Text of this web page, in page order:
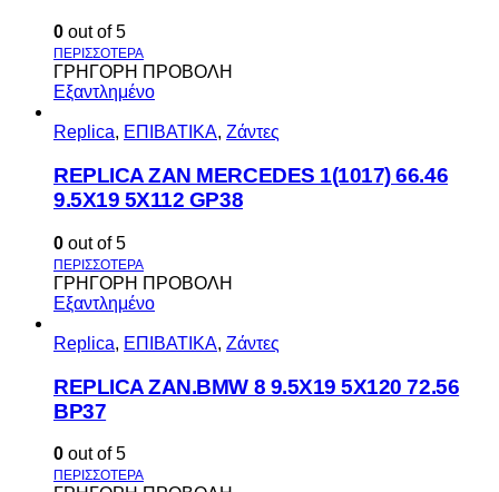
0 out of 5
ΓΡΗΓΟΡΗ ΠΡΟΒΟΛΗ
Εξαντλημένο
Replica, ΕΠΙΒΑΤΙΚΑ, Ζάντες
REPLICA ZAN MERCEDES 1(1017) 66.46
9.5X19 5X112 GP38
0 out of 5
ΓΡΗΓΟΡΗ ΠΡΟΒΟΛΗ
Εξαντλημένο
Replica, ΕΠΙΒΑΤΙΚΑ, Ζάντες
REPLICA ZAN.BMW 8 9.5X19 5X120 72.56
BP37
0 out of 5